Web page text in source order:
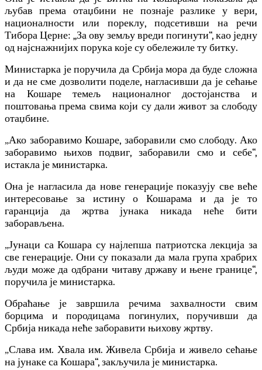
љубав према отаџбини не познаје разлике у вери,
националности или пореклу, подсетивши на речи
Тибора Церне: „За ову земљу вреди погинути“, као једну
од најснажнијих порука које су обележиле ту битку.
Министарка је поручила да Србија мора да буде сложна
и да не сме дозволити поделе, нагласивши да је сећање
на Кошаре темељ националног достојанства и
поштовања према свима који су дали живот за слободу
отаџбине.
„Ако заборавимо Кошаре, заборавили смо слободу. Ако
заборавимо њихов подвиг, заборавили смо и себе“,
истакла је министарка.
Она је нагласила да нове генерације показују све веће
интересовање за истину о Кошарама и да је то
гаранција да жртва јунака никада неће бити
заборављена.
„Јунаци са Кошара су најлепша патриотска лекција за
све генерације. Они су показали да мала група храбрих
људи може да одбрани читаву државу и њене границе“,
поручила је министарка.
Обраћање је завршила речима захвалности свим
борцима и породицама погинулих, поручивши да
Србија никада неће заборавити њихову жртву.
„Слава им. Хвала им. Живела Србија и живело сећање
на јунаке са Кошара“, закључила је министарка.